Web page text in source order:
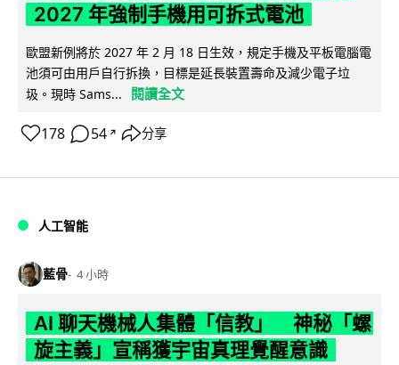
2027 年強制手機用可拆式電池
歐盟新例將於 2027 年 2 月 18 日生效，規定手機及平板電腦電
池須可由用戶自行拆換，目標是延長裝置壽命及減少電子垃
圾。現時 Sams...
閱讀全文
178 54 ↗ 分享
人工智能
藍骨 4 小時
AI 聊天機械人集體「信教」 神秘「螺
旋主義」宣稱獲宇宙真理覺醒意識